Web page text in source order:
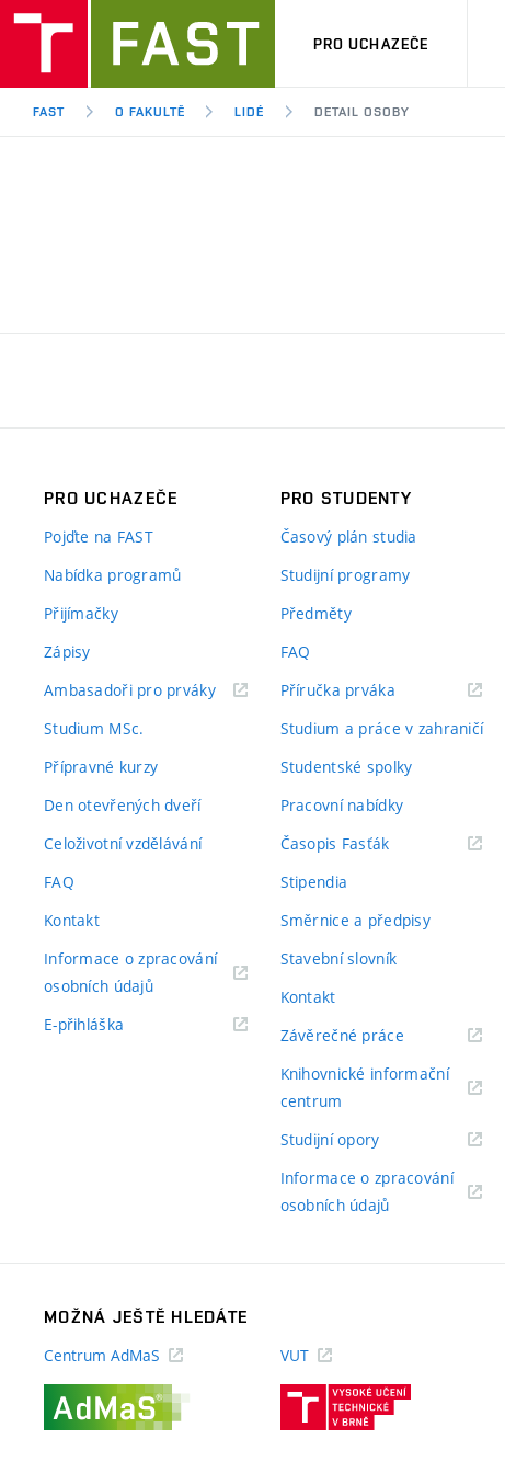
PRO UCHAZEČE
FAST O FAKULTĚ LIDÉ DETAIL OSOBY
PRO UCHAZEČE
Pojďte na FAST
Nabídka programů
Přijímačky
Zápisy
Ambasadoři pro prváky(externí
Studium MSc.
Přípravné kurzy
Den otevřených dveří
Celoživotní vzdělávání
FAQ
Kontakt
Informace o zpracování
osobních údajů(externí
E-přihláška
PRO STUDENTY
Časový plán studia
Studijní programy
Předměty
FAQ
Příručka prváka(externí
Studium a práce v zahraničí
Studentské spolky
Pracovní nabídky
Časopis Fasťák(externí
Stipendia
Směrnice a předpisy
Stavební slovník
Kontakt
Závěrečné práce(externí
Knihovnické informační
centrum
Studijní opory(externí
Informace o zpracování
osobních údajů(externí
MOŽNÁ JEŠTĚ HLEDÁTE
Centrum AdMaS
VUT
(externí